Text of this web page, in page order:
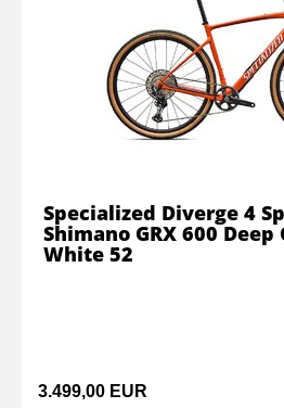
3.499,00 EUR
Specialized Diverge 4
Shimano GRX 600
White 52